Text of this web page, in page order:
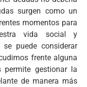
surgen como un
momentos para
vida social y
puede considerar
frente alguna
permite gestionar la
de manera más